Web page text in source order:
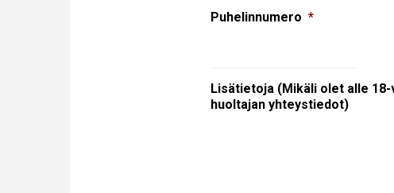
Puhelinnumero *
Lisätietoja (Mikäli olet alle
huoltajan yhteystiedot)